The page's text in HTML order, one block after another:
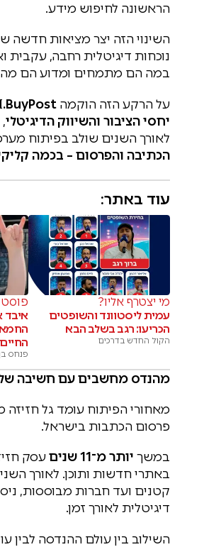
הראשונה לחיפוש מידע.
השינוי הזה יצר מציאות חדשה
נוכחות דיגיטלית רחבה, עקבית
במה הם מתמחים ומדוע הם
על הרקע הזה הוקמה
יחסי הציבור והשיווק הדיגיטלי
לאורך השנים שולב בפיתוח
הכתיבה והפרסום – בכמה
עוד באתר:
מי יצטרף אליו?
עמית ליסטוונד והשופטים
הכריעו: רגב בשלב הבא
הקול החדש בדרכים
פנחס בן
מהנדס מחשבים עם חשיבה של
מאחורי הפיתוח עומד גל
פרסום הכתבות בישראל.
במשך יותר מ־11 שנים
עסק
באתרי חדשות ותוכן. לאורך
קטנים ועד חברות מבוססות,
דיגיטלית לאורך זמן.
השילוב בין עולם ההנדסה לבין